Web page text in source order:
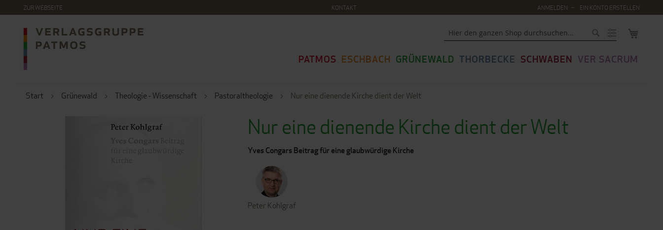
ZUR WEBSEITE KONTAKT
DIREKT
INHALT
ANMELDEN EIN KONTO ERSTELLEN
PATMOS ESCHBACH GRÜNEWALD THORBECKE SCHWABEN VER SACRUM
Start Grünewald Theologie - Wissenschaft Pastoraltheologie Nur eine dienende Kirche dient der Welt
Nur eine dienende Kirche dient der Welt
Yves Congars Beitrag für eine glaubwürdige Kirche
Peter Kohlgraf
ENDE